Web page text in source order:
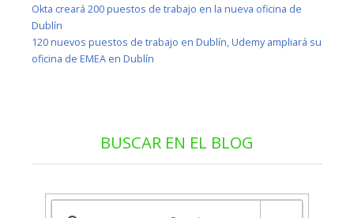
Okta creará 200 puestos de trabajo en la nueva oficina de
Dublín
120 nuevos puestos de trabajo en Dublín, Udemy ampliará su
oficina de EMEA en Dublín
BUSCAR EN EL BLOG